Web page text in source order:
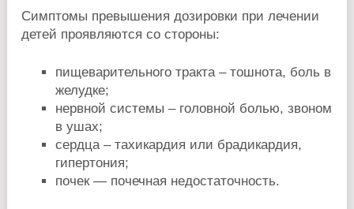
Симптомы превышения дозировки при лечении
детей проявляются со стороны:
пищеварительного тракта – тошнота, боль в
желудке;
нервной системы – головной болью, звоном
в ушах;
сердца – тахикардия или брадикардия,
гипертония;
почек — почечная недостаточность.